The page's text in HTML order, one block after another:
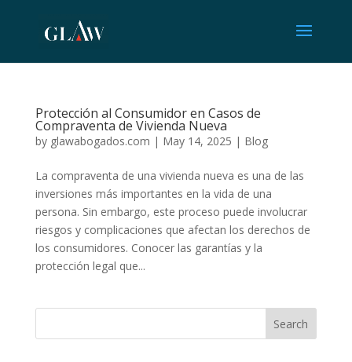
Protección al Consumidor en Casos de
Compraventa de Vivienda Nueva
by glawabogados.com | May 14, 2025 | Blog
La compraventa de una vivienda nueva es una de las
inversiones más importantes en la vida de una
persona. Sin embargo, este proceso puede involucrar
riesgos y complicaciones que afectan los derechos de
los consumidores. Conocer las garantías y la
protección legal que...
Search